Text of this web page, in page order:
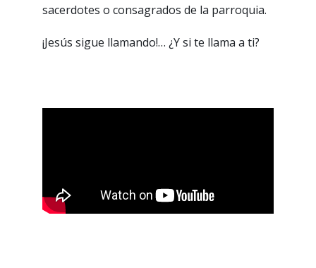
sacerdotes o consagrados de la parroquia.
¡Jesús sigue llamando!… ¿Y si te llama a ti?